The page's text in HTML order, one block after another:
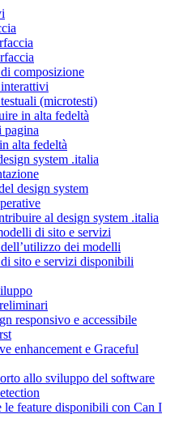
composizione
(microtesti)
in alta fedeltà
pagina
alta fedeltà
system .italia
design system
al design system .italia
di sito e servizi
dei modelli
sito e servizi disponibili
responsivo e accessibile
enhancement e Graceful
allo sviluppo del software
le feature disponibili con Can I